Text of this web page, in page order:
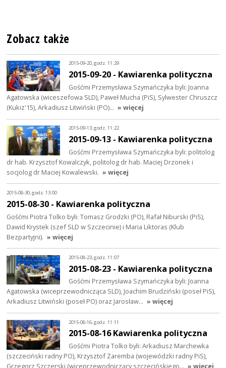
Zobacz także
2015-09-20, godz. 11:29
2015-09-20 - Kawiarenka polityczna
Gośćmi Przemysława Szymańczyka byli: Joanna
Agatowska (wiceszefowa SLD), Paweł Mucha (PiS), Sylwester Chruszcz
(Kukiz'15), Arkadiusz Litwiński (PO)… » więcej
2015-09-13, godz. 11:22
2015-09-13 - Kawiarenka polityczna
Gośćmi Przemysława Szymańczyka byli: politolog
dr hab. Krzysztof Kowalczyk, politolog dr hab. Maciej Drzonek i
socjolog dr Maciej Kowalewski. » więcej
2015-08-30, godz. 13:00
2015-08-30 - Kawiarenka polityczna
Gośćmi Piotra Tolko byli: Tomasz Grodzki (PO), Rafał Niburski (PiS),
Dawid Krystek (szef SLD w Szczecinie) i Maria Liktoras (Klub
Bezpartyjni). » więcej
2015-08-23, godz. 11:07
2015-08-23 - Kawiarenka polityczna
Gośćmi Przemysława Szymańczyka byli: Joanna
Agatowska (wiceprzewodnicząca SLD), Joachim Brudziński (poseł PiS),
Arkadiusz Litwiński (poseł PO) oraz Jarosław… » więcej
2015-08-16, godz. 11:11
2015-08-16 Kawiarenka polityczna
Gośćmi Piotra Tolko byli: Arkadiusz Marchewka
(szczeciński radny PO), Krzysztof Zaremba (wojewódzki radny PiS),
Grzegorz Szczerski (wiceprzewodniczący szczecińskiego… » więcej